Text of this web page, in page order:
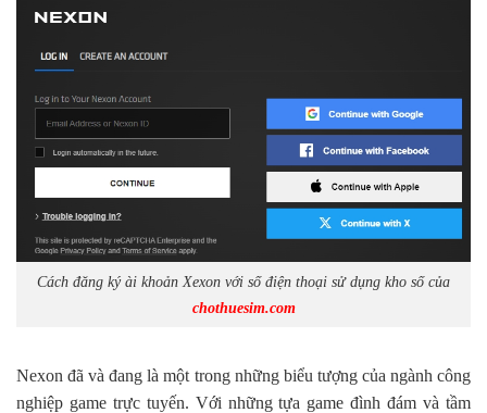
Cách đăng ký ài khoản Xexon với số điện thoại sử dụng kho số của
chothuesim.com
Nexon đã và đang là một trong những biểu tượng của ngành công
nghiệp game trực tuyến. Với những tựa game đình đám và tầm